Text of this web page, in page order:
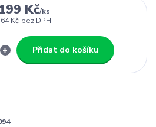
Kč/ks
Kč bez DPH
Přidat do košíku